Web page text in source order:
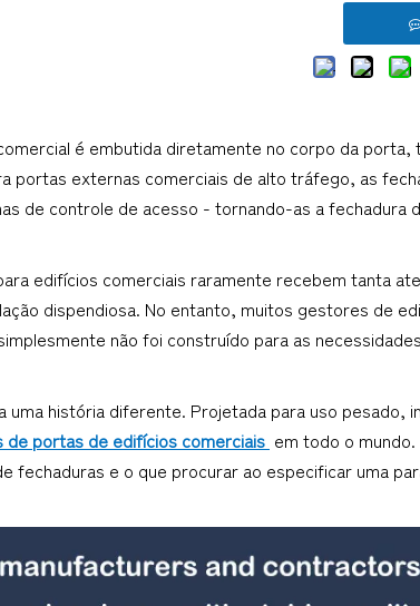
é embutida diretamente no corpo da
portas externas comerciais de alto tráfego, as
de controle de acesso - tornando-as a
edifícios comerciais raramente recebem tanta
dispendiosa. No entanto, muitos gestores de
não foi construído para as
uma história diferente. Projetada para uso
de portas de edifícios comerciais em todo o
fechaduras e o que procurar ao especificar uma